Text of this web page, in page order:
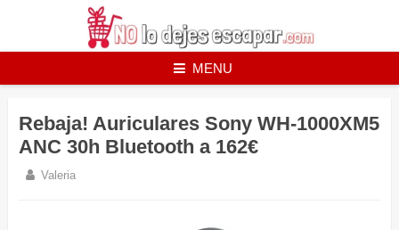
MENU
Rebaja! Auriculares Sony WH-1000XM5
ANC 30h Bluetooth a 162€
Valeria